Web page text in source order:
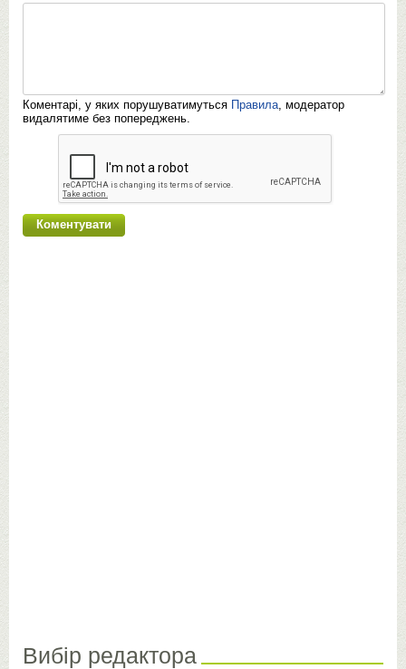
Коментарі, у яких порушуватимуться Правила, модератор
видалятиме без попереджень.
Вибір редактора